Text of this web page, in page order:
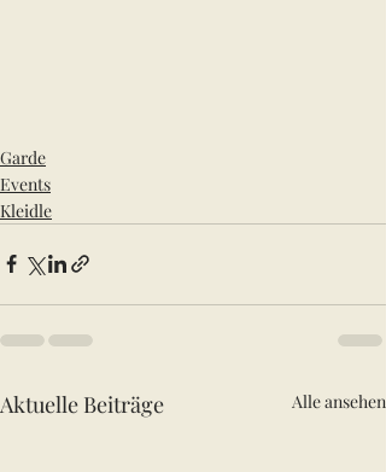
Garde
Events
Kleidle
Aktuelle Beiträge Alle ansehen